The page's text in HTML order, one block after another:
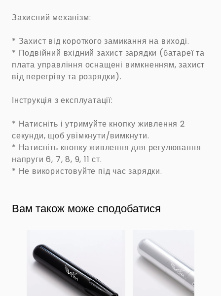
Захисний механізм:
* Захист від короткого замикання на виході.
* Подвійний вхідний захист зарядки (батареї та
плата управління оснащені вимкненням, захист
від перегріву та розрядки).
Інструкція з експлуатації:
* Натисніть і утримуйте кнопку живлення 2
секунди, щоб увімкнути/вимкнути.
* Натисніть кнопку живлення для регулювання
напруги 6, 7, 8, 9, 11 ст.
* Не використовуйте під час зарядки.
Вам також може сподобатися